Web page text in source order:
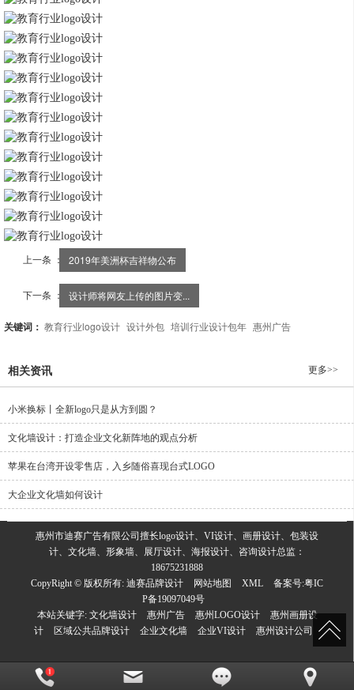
上一条 ： 2019年美洲杯吉祥物公布
下一条 ： 设计师将网友上传的图片变...
关键词： 教育行业logo设计 设计外包 培训行业设计包年 惠州广告
相关资讯 更多>>
小米换标丨全新logo只是从方到圆？
文化墙设计：打造企业文化新阵地的观点分析
苹果在台湾开设零售店，入乡随俗喜现台式LOGO
大企业文化墙如何设计
惠州市迪赛广告有限公司擅长logo设计、VI设计、画册设计、包装设
计、文化墙、形象墙、展厅设计、海报设计、咨询设计总监：
18675231888
CopyRight © 版权所有: 迪赛品牌设计 网站地图 XML 备案号:粤IC
P备19097049号
本站关键字: 文化墙设计 惠州广告 惠州LOGO设计
惠州画册设
计
区域公共品牌设计 企业文化墙 企业VI设计 惠州设计公司